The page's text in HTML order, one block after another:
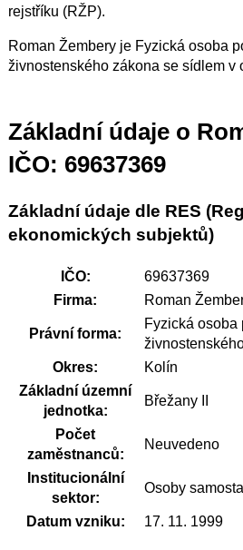
rejstříku (RŽP).
Roman Žembery je Fyzická osoba
živnostenského zákona se sídlem v
Základní údaje o
IČO: 69637369
Základní údaje dle RES
ekonomických subjektů)
IČO:
69637369
Firma:
Roman
Právní forma:
Fyzická
Okres:
Kolín
Základní územní
jednotka:
Břežany II
Počet
zaměstnanců:
Neuvedeno
Institucionální
sektor:
Osoby
Datum vzniku: 17. 11. 1999